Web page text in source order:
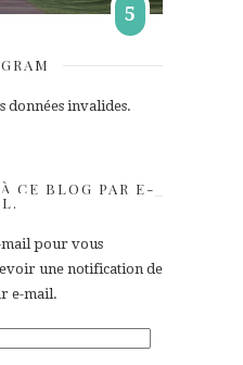
5
données invalides.
CE BLOG PAR E-
mail pour vous
une notification de
e-mail.